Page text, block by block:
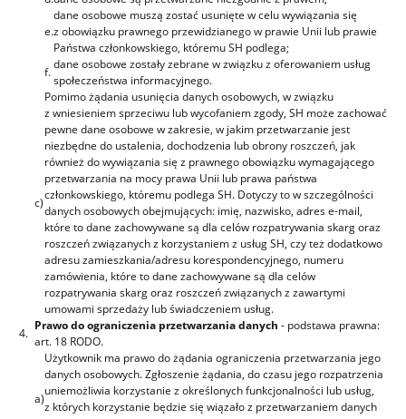
e.
dane osobowe muszą zostać usunięte w celu wywiązania się
z obowiązku prawnego przewidzianego w prawie Unii lub prawie
Państwa członkowskiego, któremu SH podlega;
f.
dane osobowe zostały zebrane w związku z oferowaniem usług
społeczeństwa informacyjnego.
c)
Pomimo żądania usunięcia danych osobowych, w związku
z wniesieniem sprzeciwu lub wycofaniem zgody, SH może zachować
pewne dane osobowe w zakresie, w jakim przetwarzanie jest
niezbędne do ustalenia, dochodzenia lub obrony roszczeń, jak
również do wywiązania się z prawnego obowiązku wymagającego
przetwarzania na mocy prawa Unii lub prawa państwa
członkowskiego, któremu podlega SH. Dotyczy to w szczególności
danych osobowych obejmujących: imię, nazwisko, adres e-mail,
które to dane zachowywane są dla celów rozpatrywania skarg oraz
roszczeń związanych z korzystaniem z usług SH, czy też dodatkowo
adresu zamieszkania/adresu korespondencyjnego, numeru
zamówienia, które to dane zachowywane są dla celów
rozpatrywania skarg oraz roszczeń związanych z zawartymi
umowami sprzedaży lub świadczeniem usług.
4.
Prawo do ograniczenia przetwarzania danych - podstawa prawna:
art. 18 RODO.
a)
Użytkownik ma prawo do żądania ograniczenia przetwarzania jego
danych osobowych. Zgłoszenie żądania, do czasu jego rozpatrzenia
uniemożliwia korzystanie z określonych funkcjonalności lub usług,
z których korzystanie będzie się wiązało z przetwarzaniem danych